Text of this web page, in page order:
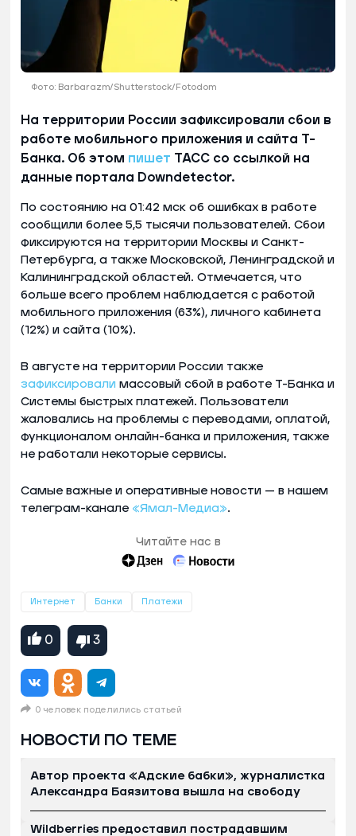
Фото: Barbarazm/Shutterstock/Fotodom
На территории России зафиксировали сбои в
работе мобильного приложения и сайта Т-
Банка. Об этом пишет ТАСС со ссылкой на
данные портала Downdetector.
По состоянию на 01:42 мск об ошибках в работе
сообщили более 5,5 тысячи пользователей. Сбои
фиксируются на территории Москвы и Санкт-
Петербурга, а также Московской, Ленинградской и
Калининградской областей. Отмечается, что
больше всего проблем наблюдается с работой
мобильного приложения (63%), личного кабинета
(12%) и сайта (10%).
В августе на территории России также
зафиксировали массовый сбой в работе Т-Банка и
Системы быстрых платежей. Пользователи
жаловались на проблемы с переводами, оплатой,
функционалом онлайн-банка и приложения, также
не работали некоторые сервисы.
Самые важные и оперативные новости — в нашем
телеграм-канале «Ямал-Медиа».
Читайте нас в
Интернет Банки Платежи
0 3
0 человек поделились статьей
НОВОСТИ ПО ТЕМЕ
Автор проекта «Адские бабки», журналистка
Александра Баязитова вышла на свободу
Wildberries предоставил пострадавшим